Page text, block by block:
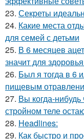
23. Секреты
24. Какие места
для семей с детьми
25. В 6 месяцев
значит для
26. Был я тогда в 6
пищевым
27. Вы когда-
стройном теле
28. Headlines:
29. Как быстро и